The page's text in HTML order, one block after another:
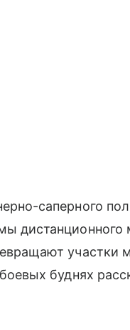
саперного
участки
буднях